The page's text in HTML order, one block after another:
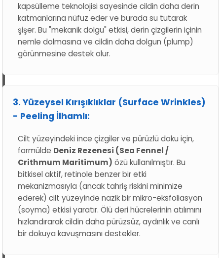
kapsülleme teknolojisi sayesinde cildin daha derin
katmanlarına nüfuz eder ve burada su tutarak
şişer. Bu "mekanik dolgu" etkisi, derin çizgilerin içinin
nemle dolmasına ve cildin daha dolgun (plump)
görünmesine destek olur.
3. Yüzeysel Kırışıklıklar (Surface Wrinkles)
- Peeling İlhamlı:
Cilt yüzeyindeki ince çizgiler ve pürüzlü doku için,
formülde Deniz Rezenesi (Sea Fennel /
Crithmum Maritimum) özü kullanılmıştır. Bu
bitkisel aktif, retinole benzer bir etki
mekanizmasıyla (ancak tahriş riskini minimize
ederek) cilt yüzeyinde nazik bir mikro-eksfoliasyon
(soyma) etkisi yaratır. Ölü deri hücrelerinin atılımını
hızlandırarak cildin daha pürüzsüz, aydınlık ve canlı
bir dokuya kavuşmasını destekler.